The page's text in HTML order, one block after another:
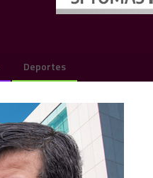
Deportes